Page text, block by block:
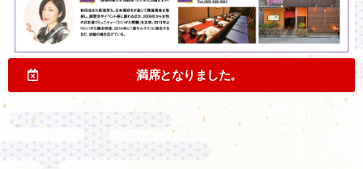
満席となりました。